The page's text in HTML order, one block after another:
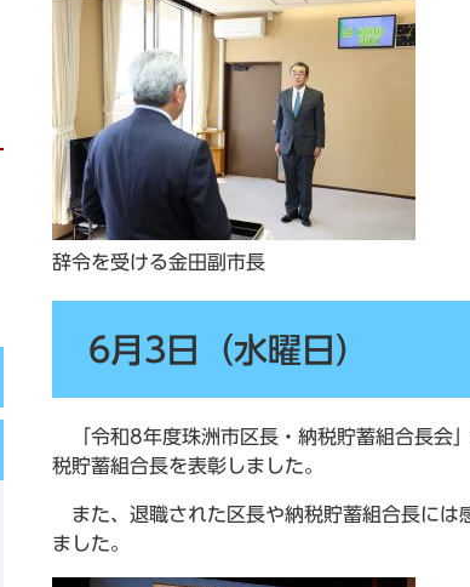
辞令を受ける金田副市長
6月3日（水曜日）
「令和8年度珠洲市区長・納税貯蓄組合長会
税貯蓄組合長を表彰しました。
また、退職された区長や納税貯蓄組合長には
ました。